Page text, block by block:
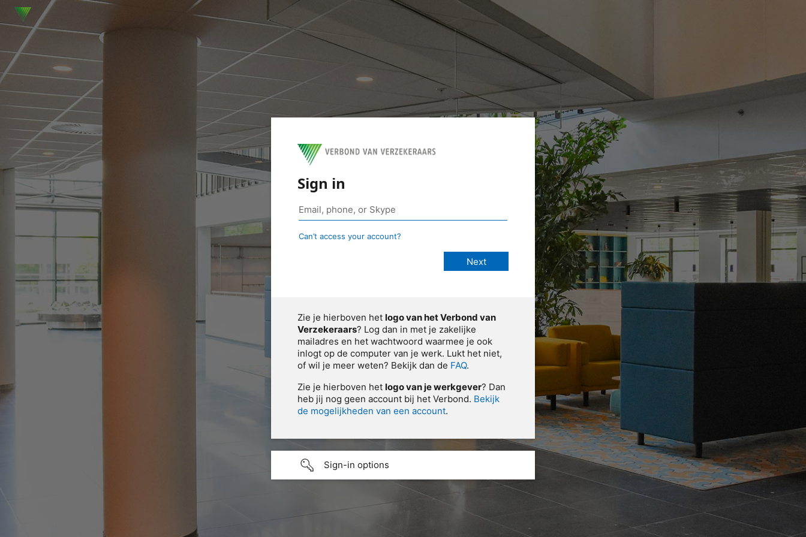
Sign in
Can’t access your account?
Zie je hierboven het logo van het Verbond van
Verzekeraars? Log dan in met je zakelijke
mailadres en het wachtwoord waarmee je ook
inlogt op de computer van je werk. Lukt het niet,
of wil je meer weten? Bekijk dan de FAQ.
Zie je hierboven het logo van je werkgever? Dan
heb jij nog geen account bij het Verbond. Bekijk
de mogelijkheden van een account.
Sign-in options